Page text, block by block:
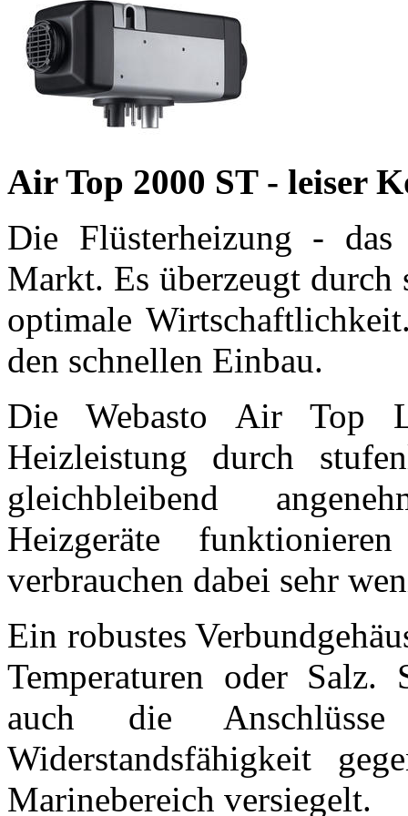
Air Top 2000 ST - leiser
Die Flüsterheizung -
Markt. Es überzeugt durch
optimale
den schnellen Einbau.
Die Webasto Air Top
Heizleistung durch
gleichbleibend
Heizgeräte
verbrauchen dabei sehr
Ein robustes
Temperaturen oder Salz.
auch die
Widerstandsfähigkeit
Marinebereich versiegelt.